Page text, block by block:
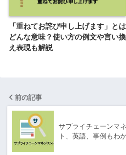
「重ねてお詫び申し上げます」とは
どんな意味？使い方の例文や言い換
え表現も解説
前の記事
サプライチェーンマ
ト、英語、事例もわ